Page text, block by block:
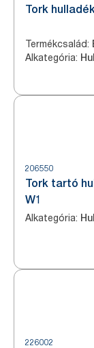
Tork
Termékcsalád:
Alkategória:
206550
Tork tartó
W1
Alkategória:
226002